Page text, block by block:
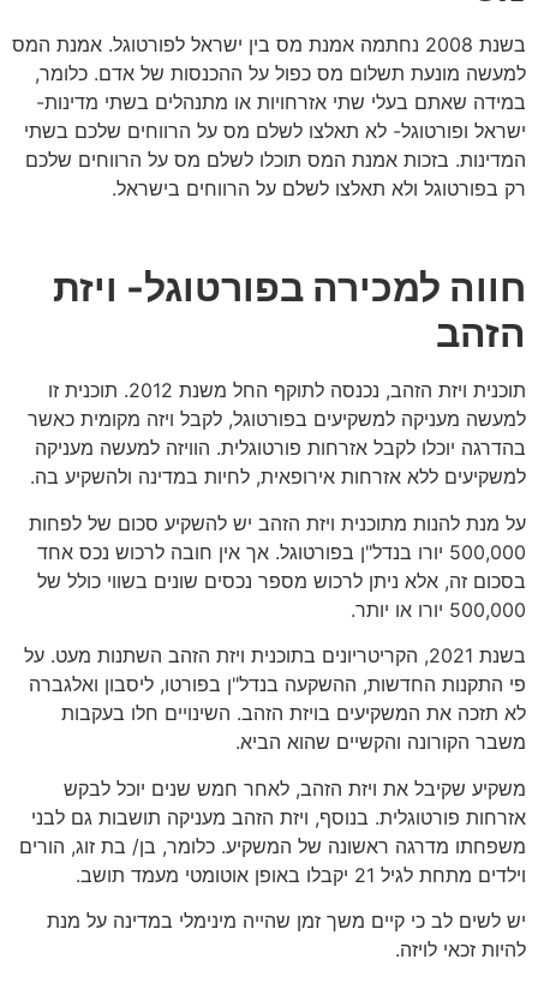
בשנת 2008 נחתמה אמנת מס בין ישראל לפורטוגל. אמנת המס
למעשה מונעת תשלום מס כפול על ההכנסות של אדם. כלומר,
במידה שאתם בעלי שתי אזרחויות או מתנהלים בשתי מדינות-
ישראל ופורטוגל- לא תאלצו לשלם מס על הרווחים שלכם בשתי
המדינות. בזכות אמנת המס תוכלו לשלם מס על הרווחים שלכם
רק בפורטוגל ולא תאלצו לשלם על הרווחים בישראל.
חווה למכירה בפורטוגל- ויזת
הזהב
תוכנית ויזת הזהב, נכנסה לתוקף החל משנת 2012. תוכנית זו
למעשה מעניקה למשקיעים בפורטוגל, לקבל ויזה מקומית כאשר
בהדרגה יוכלו לקבל אזרחות פורטוגלית. הוויזה למעשה מעניקה
למשקיעים ללא אזרחות אירופאית, לחיות במדינה ולהשקיע בה.
על מנת להנות מתוכנית ויזת הזהב יש להשקיע סכום של לפחות
500,000 יורו בנדל"ן בפורטוגל. אך אין חובה לרכוש נכס אחד
בסכום זה, אלא ניתן לרכוש מספר נכסים שונים בשווי כולל של
500,000 יורו או יותר.
בשנת 2021, הקריטריונים בתוכנית ויזת הזהב השתנות מעט. על
פי התקנות החדשות, ההשקעה בנדל"ן בפורטו, ליסבון ואלגברה
לא תזכה את המשקיעים בויזת הזהב. השינויים חלו בעקבות
משבר הקורונה והקשיים שהוא הביא.
משקיע שקיבל את ויזת הזהב, לאחר חמש שנים יוכל לבקש
אזרחות פורטוגלית. בנוסף, ויזת הזהב מעניקה תושבות גם לבני
משפחתו מדרגה ראשונה של המשקיע. כלומר, בן/ בת זוג, הורים
וילדים מתחת לגיל 21 יקבלו באופן אוטומטי מעמד תושב.
יש לשים לב כי קיים משך זמן שהייה מינימלי במדינה על מנת
להיות זכאי לויזה.